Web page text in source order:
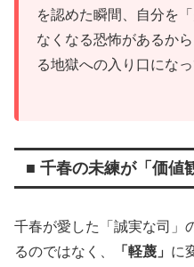
を認めた瞬間、自分を
なくなる恐怖があるか
る地獄への入り口になっ
■ 千春の未練が「価値
千春が愛した「誠実な司」
るのではなく、
「軽蔑」 に